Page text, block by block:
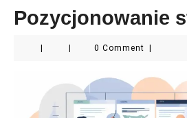
Pozycjonowanie
0 Comment